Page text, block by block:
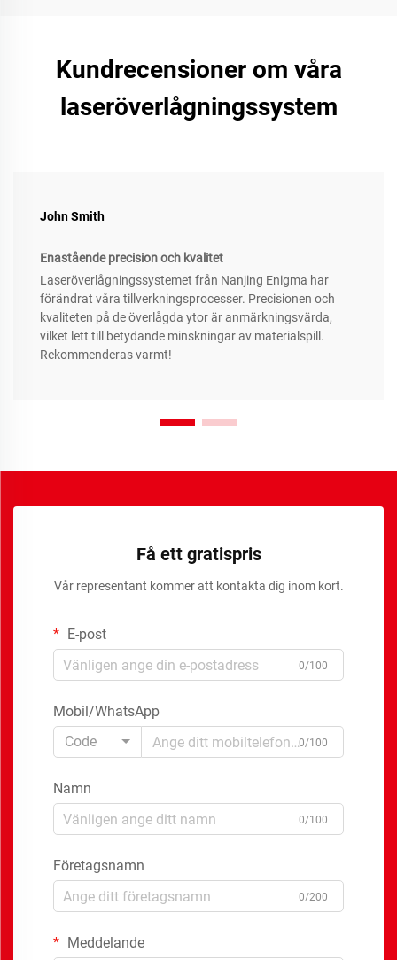
Kundrecensioner om våra
laseröverlågningssystem
John Smith
Enastående precision och kvalitet
Laseröverlågningssystemet från Nanjing Enigma har
förändrat våra tillverkningsprocesser. Precisionen och
kvaliteten på de överlågda ytor är anmärkningsvärda,
vilket lett till betydande minskningar av materialspill.
Rekommenderas varmt!
Få ett gratispris
Vår representant kommer att kontakta dig inom kort.
E-post
0/100
Mobil/WhatsApp
Code
0/100
Namn
0/100
Företagsnamn
0/200
Meddelande